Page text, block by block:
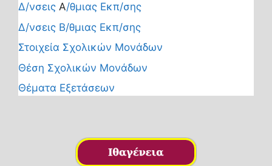
Δ/νσεις Α/θμιας Εκπ/σης
Δ/νσεις Β/θμιας Εκπ/σης
Στοιχεία Σχολικών Μονάδων
Θέση Σχολικών Μονάδων
Θέματα Εξετάσεων